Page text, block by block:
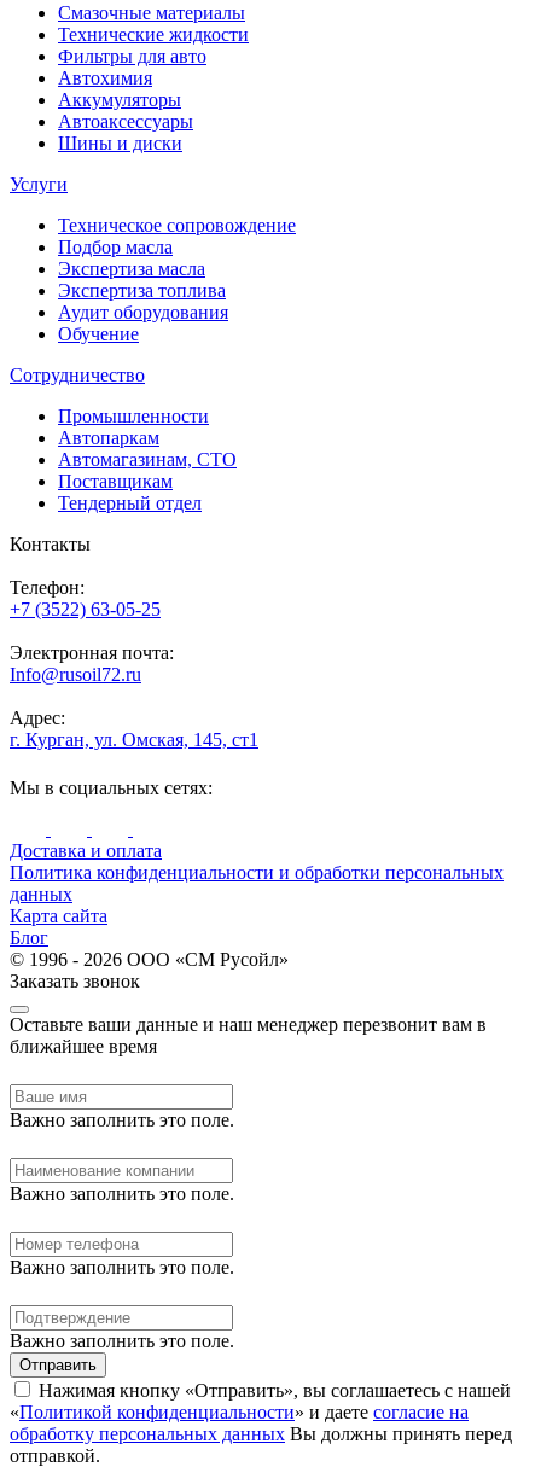
Смазочные материалы
Технические жидкости
Фильтры для авто
Автохимия
Аккумуляторы
Автоаксессуары
Шины и диски
Услуги
Техническое сопровождение
Подбор масла
Экспертиза масла
Экспертиза топлива
Аудит оборудования
Обучение
Сотрудничество
Промышленности
Автопаркам
Автомагазинам, СТО
Поставщикам
Тендерный отдел
Контакты
Телефон:
+7 (3522) 63-05-25
Электронная почта:
Info@rusoil72.ru
Адрес:
г. Курган, ул. Омская, 145, ст1
Мы в социальных сетях:
Доставка и оплата
Политика конфиденциальности и обработки персональных
данных
Карта сайта
Блог
© 1996 - 2026 ООО «СМ Русойл»
Заказать звонок
Оставьте ваши данные и наш менеджер перезвонит вам в
ближайшее время
Важно заполнить это поле.
Важно заполнить это поле.
Важно заполнить это поле.
Важно заполнить это поле.
Отправить
Нажимая кнопку «Отправить», вы соглашаетесь с нашей
«Политикой конфиденциальности» и даете согласие на
обработку персональных данных Вы должны принять перед
отправкой.